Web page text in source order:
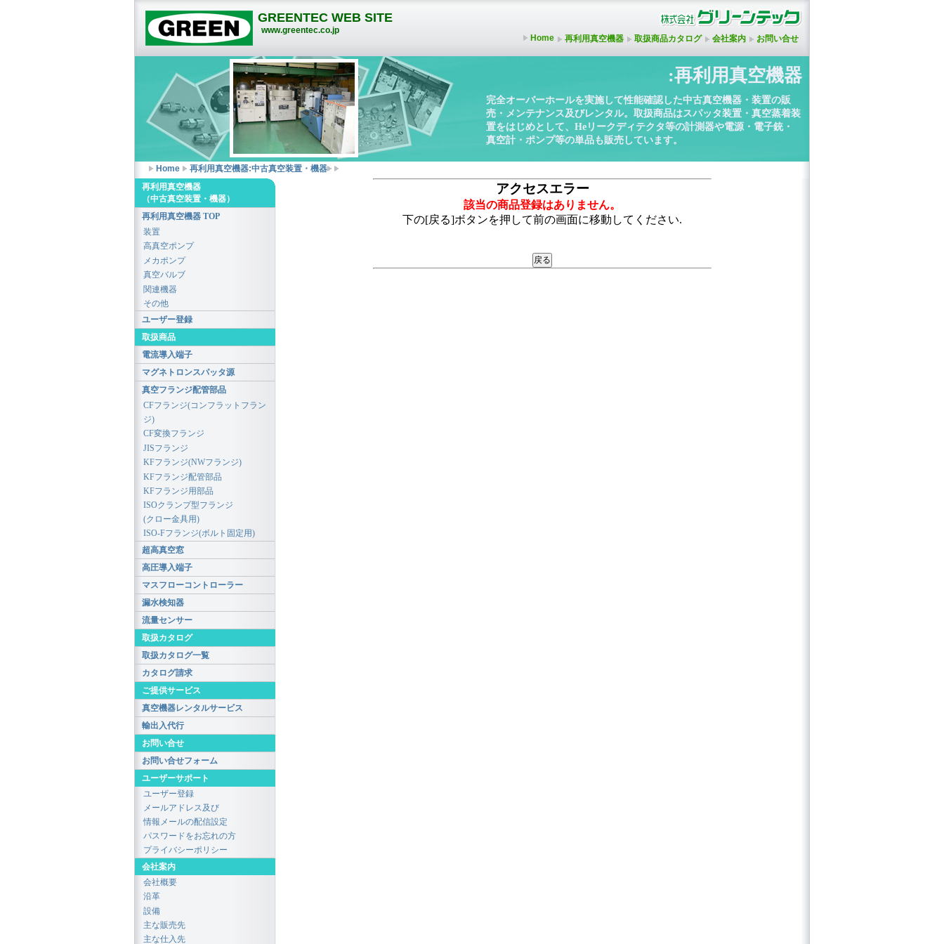
GREENTEC WEB SITE
www.greentec.co.jp
Home 再利用真空機器 取扱商品カタログ 会社案内 お問い合せ
:再利用真空機器
完全オーバーホールを実施して性能確認した中古真空機器・装置の販
売・メンテナンス及びレンタル。取扱商品はスパッタ装置・真空蒸着装
置をはじめとして、Heリークディテクタ等の計測器や電源・電子銃・
真空計・ポンプ等の単品も販売しています。
Home 再利用真空機器:中古真空装置・機器
アクセスエラー
該当の商品登録はありません。
下の[戻る]ボタンを押して前の画面に移動してください.
再利用真空機器
（中古真空装置・機器）
再利用真空機器 TOP
装置
高真空ポンプ
メカポンプ
真空バルブ
関連機器
その他
ユーザー登録
取扱商品
電流導入端子
マグネトロンスパッタ源
真空フランジ配管部品
CFフランジ(コンフラットフラン
ジ)
CF変換フランジ
JISフランジ
KFフランジ(NWフランジ)
KFフランジ配管部品
KFフランジ用部品
ISOクランプ型フランジ
(クロー金具用)
ISO-Fフランジ(ボルト固定用)
超高真空窓
高圧導入端子
マスフローコントローラー
漏水検知器
流量センサー
取扱カタログ
取扱カタログ一覧
カタログ請求
ご提供サービス
真空機器レンタルサービス
輸出入代行
お問い合せ
お問い合せフォーム
ユーザーサポート
ユーザー登録
メールアドレス及び
情報メールの配信設定
パスワードをお忘れの方
プライバシーポリシー
会社案内
会社概要
沿革
設備
主な販売先
主な仕入先